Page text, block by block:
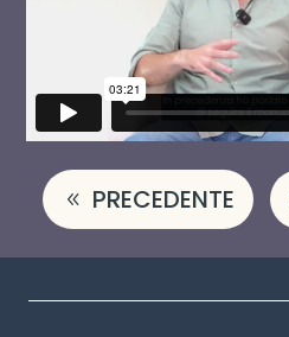
PRECEDENTE